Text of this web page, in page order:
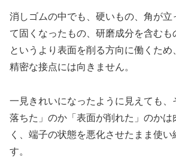
消しゴムの中でも、硬いもの、角が立
て固くなったもの、研磨成分を含むも
というより表面を削る方向に働くた
精密な接点には向きません。
一見きれいになったように見えても、
落ちた」のか「表面が削れた」のかは
く、端子の状態を悪化させたまま使い
す。